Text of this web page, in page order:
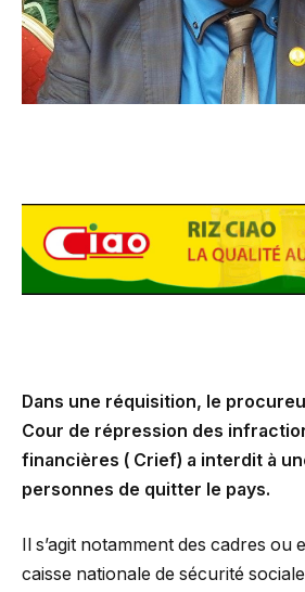
Dans une réquisition, le
Cour de répression des
financières ( Crief) a interdit à
personnes de quitter le pays.
Il s’agit notamment des cadres ou
caisse nationale de sécurité